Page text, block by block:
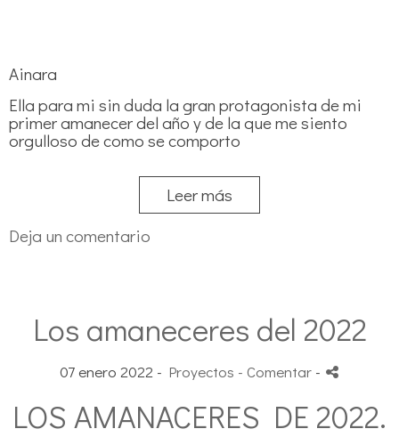
Ainara
Ella para mi sin duda la gran protagonista de mi
primer amanecer del año y de la que me siento
orgulloso de como se comporto
Leer más
Deja un comentario
Los amaneceres del 2022
07 enero 2022 - Proyectos - Comentar -
LOS AMANACERES DE 2022.